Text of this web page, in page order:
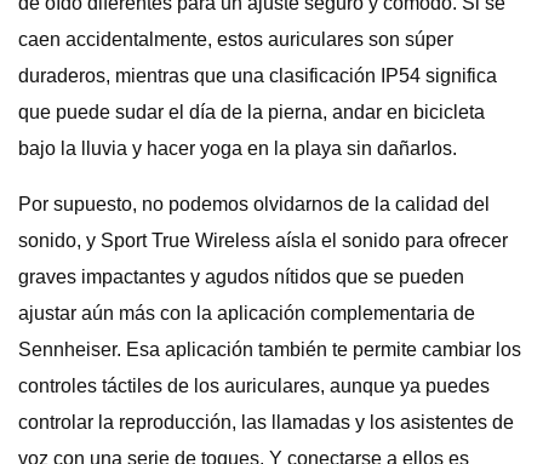
caen accidentalmente, estos auriculares son súper
duraderos, mientras que una clasificación IP54 significa
que puede sudar el día de la pierna, andar en bicicleta
bajo la lluvia y hacer yoga en la playa sin dañarlos.
Por supuesto, no podemos olvidarnos de la calidad del
sonido, y Sport True Wireless aísla el sonido para ofrecer
graves impactantes y agudos nítidos que se pueden
ajustar aún más con la aplicación complementaria de
Sennheiser. Esa aplicación también te permite cambiar los
controles táctiles de los auriculares, aunque ya puedes
controlar la reproducción, las llamadas y los asistentes de
voz con una serie de toques. Y conectarse a ellos es